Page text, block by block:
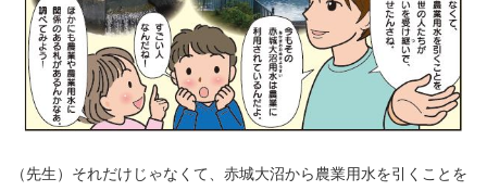
（先生）それだけじゃなくて、赤城大沼から農業用水を引くことを